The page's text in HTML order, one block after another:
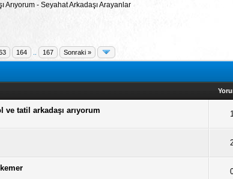
Arıyorum - Seyahat Arkadaşı Arayanlar
164 167 Sonraki »
tatil arkadaşı arıyorum
Ortalama 0 Oy Verilmiş
12 345
Ortalama 0 Oy Verilmiş
Ortalama 0 Oy Verilmiş
1234